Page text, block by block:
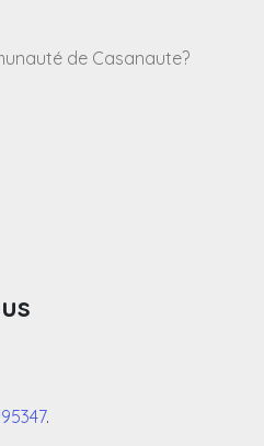
de Casanaute?
.